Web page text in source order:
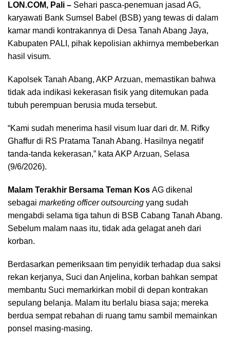
LON.COM, Pali – Sehari pasca-penemuan jasad AG,
karyawati Bank Sumsel Babel (BSB) yang tewas di dalam
kamar mandi kontrakannya di Desa Tanah Abang Jaya,
Kabupaten PALI, pihak kepolisian akhirnya membeberkan
hasil visum.
Kapolsek Tanah Abang, AKP Arzuan, memastikan bahwa
tidak ada indikasi kekerasan fisik yang ditemukan pada
tubuh perempuan berusia muda tersebut.
“Kami sudah menerima hasil visum luar dari dr. M. Rifky
Ghaffur di RS Pratama Tanah Abang. Hasilnya negatif
tanda-tanda kekerasan,” kata AKP Arzuan, Selasa
(9/6/2026).
Malam Terakhir Bersama Teman Kos AG dikenal
sebagai marketing officer outsourcing yang sudah
mengabdi selama tiga tahun di BSB Cabang Tanah Abang.
Sebelum malam naas itu, tidak ada gelagat aneh dari
korban.
Berdasarkan pemeriksaan tim penyidik terhadap dua saksi
rekan kerjanya, Suci dan Anjelina, korban bahkan sempat
membantu Suci memarkirkan mobil di depan kontrakan
sepulang belanja. Malam itu berlalu biasa saja; mereka
berdua sempat rebahan di ruang tamu sambil memainkan
ponsel masing-masing.